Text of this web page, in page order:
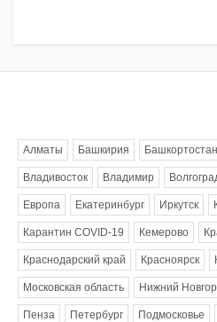
Алматы Башкирия Башкортостан
Владивосток Владимир
Европа Екатеринбург Иркутск
Карантин COVID-19 Кемерово
Краснодарский край Красноярск
Московская область Нижний
Пенза Петербург Подмосковье